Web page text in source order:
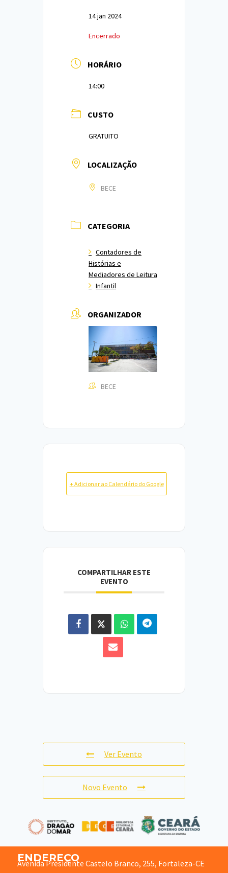
14 jan 2024
Encerrado
HORÁRIO
14:00
CUSTO
GRATUITO
LOCALIZAÇÃO
BECE
CATEGORIA
Contadores de
Histórias e
Mediadores de Leitura
Infantil
ORGANIZADOR
BECE
+ Adicionar ao Calendário do Google
COMPARTILHAR ESTE
EVENTO
Ver Evento
Novo Evento
ENDEREÇO
Avenida Presidente Castelo Branco, 255, Fortaleza-CE